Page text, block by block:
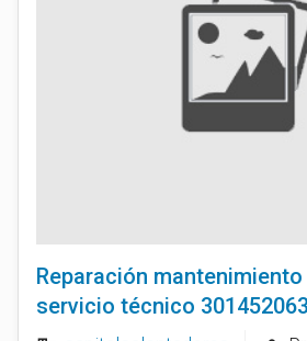
Reparación
servicio técnico